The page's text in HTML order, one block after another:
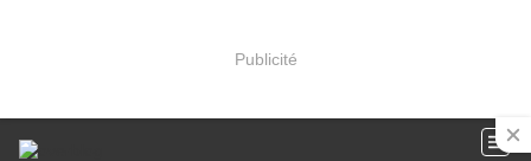
Publicité